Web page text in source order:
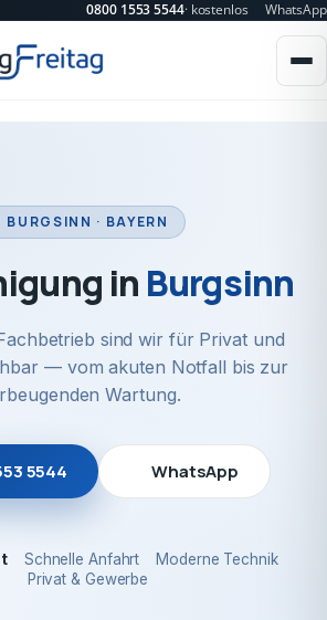
0800 1553 5544· kostenlos WhatsApp
BURGSINN · BAYERN
in Burgsinn
sind wir für Privat und
— vom akuten Notfall bis zur
Wartung.
5544 WhatsApp
Schnelle Anfahrt
Moderne Technik
Privat & Gewerbe